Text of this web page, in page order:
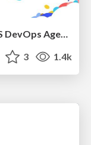
AWS DevOps Agent vs SRE俺 / AWS DevOps Agent vs me, the SRE
3 1.4k